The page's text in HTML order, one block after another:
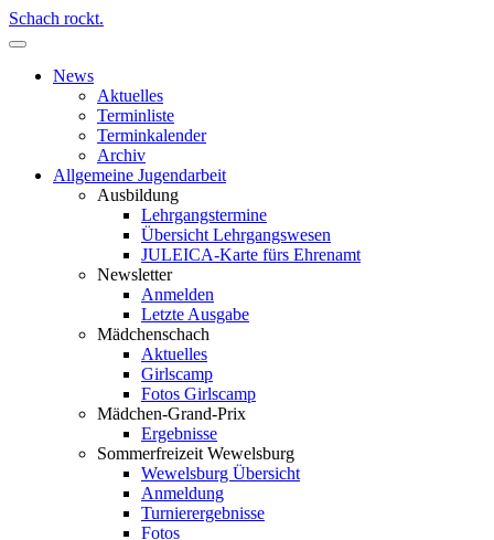
Schach rockt.
News
Aktuelles
Terminliste
Terminkalender
Archiv
Allgemeine Jugendarbeit
Ausbildung
Lehrgangstermine
Übersicht Lehrgangswesen
JULEICA-Karte fürs Ehrenamt
Newsletter
Anmelden
Letzte Ausgabe
Mädchenschach
Aktuelles
Girlscamp
Fotos Girlscamp
Mädchen-Grand-Prix
Ergebnisse
Sommerfreizeit Wewelsburg
Wewelsburg Übersicht
Anmeldung
Turnierergebnisse
Fotos